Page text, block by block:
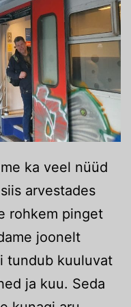
ka veel nüüd
arvestades
rohkem pinget
joonelt
tundub kuuluvat
ja kuu. Seda